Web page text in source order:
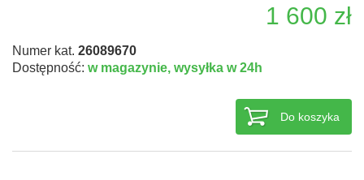
1 600 zł
Numer kat. 26089670
Dostępność: w magazynie, wysyłka w 24h
Do koszyka